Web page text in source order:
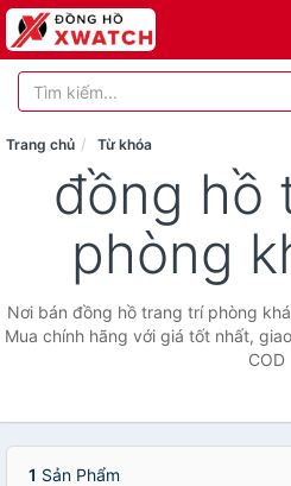
Trang chủ Từ khóa
đồng hồ
phòng
Nơi bán đồng hồ trang trí phòng
Mua chính hãng với giá tốt nhất,
COD
1 Sản Phẩm